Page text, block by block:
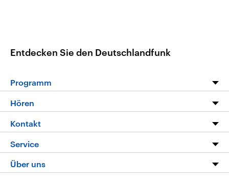
Entdecken Sie den Deutschlandfunk
Programm
Die Nachrichten
Nachrichtenleicht
Neue Beiträge auf dlf.de
Hören
Livestream
Podcasts
Deutschlandfunk App
Kontakt
Service
FAQ
Über uns